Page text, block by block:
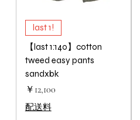
last 1!
【last 1:140】cotton
tweed easy pants
sandxbk
価格
￥12,100
配送料